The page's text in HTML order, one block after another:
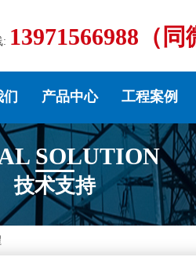
: 13971566988（同
产品中心 工程案例
SOLUTION
技术支持